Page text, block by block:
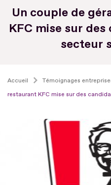
Un couple de
KFC mise sur
secteur
Accueil Témoignages
restaurant KFC mise sur des